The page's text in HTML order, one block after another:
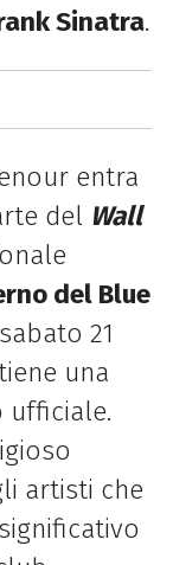
Sinatra.
entra
del Wall
del Blue
21
una
ufficiale.
artisti che